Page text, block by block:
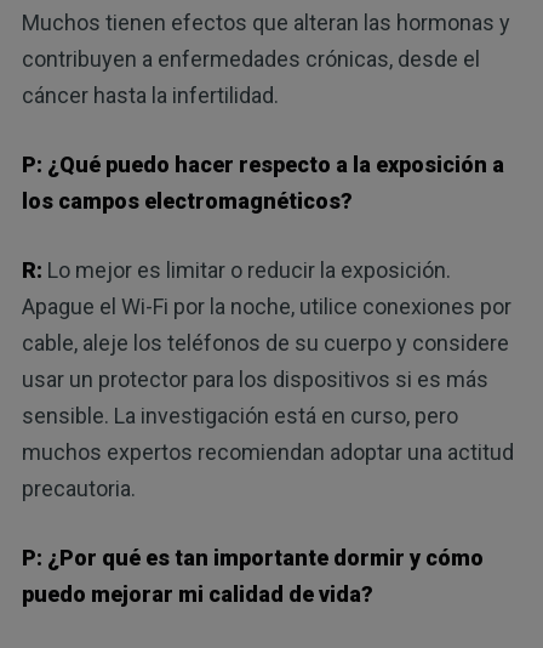
Muchos tienen efectos que alteran las hormonas y
contribuyen a enfermedades crónicas, desde el
cáncer hasta la infertilidad.
P: ¿Qué puedo hacer respecto a la exposición a
los campos electromagnéticos?
R: Lo mejor es limitar o reducir la exposición.
Apague el Wi-Fi por la noche, utilice conexiones por
cable, aleje los teléfonos de su cuerpo y considere
usar un protector para los dispositivos si es más
sensible. La investigación está en curso, pero
muchos expertos recomiendan adoptar una actitud
precautoria.
P: ¿Por qué es tan importante dormir y cómo
puedo mejorar mi calidad de vida?